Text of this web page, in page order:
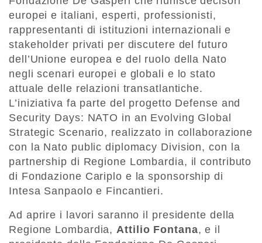
europei e italiani, esperti, professionisti,
rappresentanti di istituzioni internazionali e
stakeholder privati per discutere del futuro
dell’Unione europea e del ruolo della Nato
negli scenari europei e globali e lo stato
attuale delle relazioni transatlantiche.
L’iniziativa fa parte del progetto Defense and
Security Days: NATO in an Evolving Global
Strategic Scenario, realizzato in collaborazione
con la Nato public diplomacy Division, con la
partnership di Regione Lombardia, il contributo
di Fondazione Cariplo e la sponsorship di
Intesa Sanpaolo e Fincantieri.
Ad aprire i lavori saranno il presidente della
Regione Lombardia,Attilio Fontana, e il